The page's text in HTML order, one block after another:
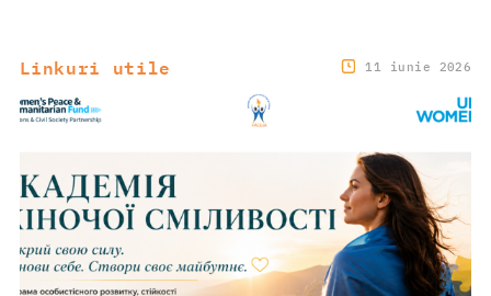
Linkuri utile 11 iunie 2026